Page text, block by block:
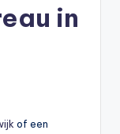
in
of een